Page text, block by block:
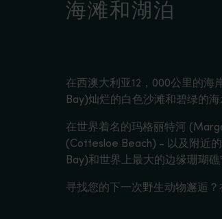
海滩和湖泊
在西澳大利亚12，000公里的
Bay)灿烂的白色沙滩和碧绿的
在世界着名的玛格丽特河
(Cottesloe Beach) - 以及附近
Bay)和世界上最大的边缘珊瑚
寻找您的下一次野生动物邂逅